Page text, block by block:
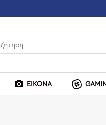
ΕΙΚΟΝΑ